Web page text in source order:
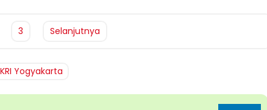
3 Selanjutnya
Yogyakarta